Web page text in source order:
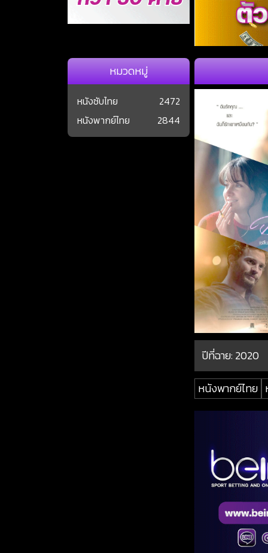
ปีที่ฉาย:2020
หนังพากย์ไทย
หมวดหมู่
หนังซับไทย
2472
หนังพากย์ไทย
2844